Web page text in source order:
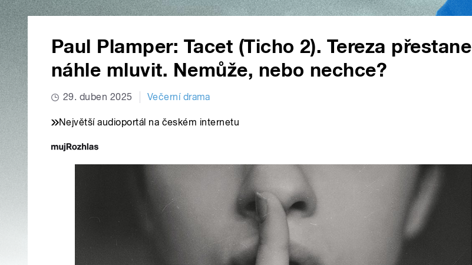
Paul Plamper: Tacet (Ticho 2). Tereza přestane
náhle mluvit. Nemůže, nebo nechce?
29. duben 2025 Večerní drama
Největší audioportál na českém internetu